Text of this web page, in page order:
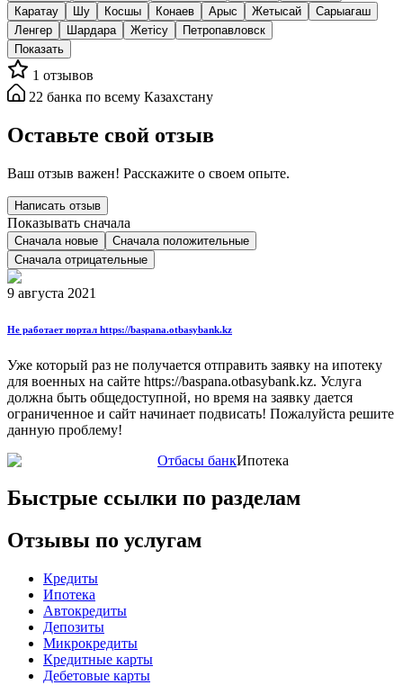
Каратау
Шу Косшы Конаев Арыс Жетысай
Сарыагаш
Ленгер
Шардара Жетісу
Петропавловск
Показать
1 отзывов
22 банка по всему Казахстану
Оставьте свой отзыв
Ваш отзыв важен! Расскажите о своем опыте.
Написать отзыв
Показывать сначала
Сначала новые
Сначала положительные
Сначала отрицательные
9 августа 2021
Не работает портал https://baspana.otbasybank.kz
Уже который раз не получается отправить заявку на ипотеку
для военных на сайте https://baspana.otbasybank.kz. Услуга
должна быть общедоступной, но время на заявку дается
ограниченное и сайт начинает подвисать! Пожалуйста решите
данную проблему!
Отбасы банкИпотека
Быстрые ссылки по разделам
Отзывы по услугам
Кредиты
Ипотека
Автокредиты
Депозиты
Микрокредиты
Кредитные карты
Дебетовые карты